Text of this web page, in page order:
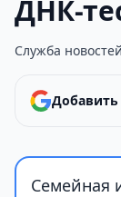
ДНК-
Служба новостей
Добавить
Семейная